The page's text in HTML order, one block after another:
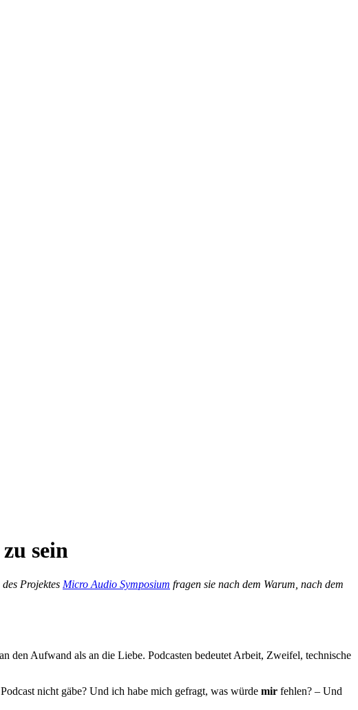
sein
Projektes Micro Audio Symposium fragen sie nach dem Warum, nach dem
den Aufwand als an die Liebe. Podcasten bedeutet Arbeit, Zweifel, technische
nicht gäbe? Und ich habe mich gefragt, was würde mir fehlen? – Und